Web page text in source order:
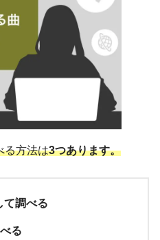
る方法は3つあります。
て調べる
る